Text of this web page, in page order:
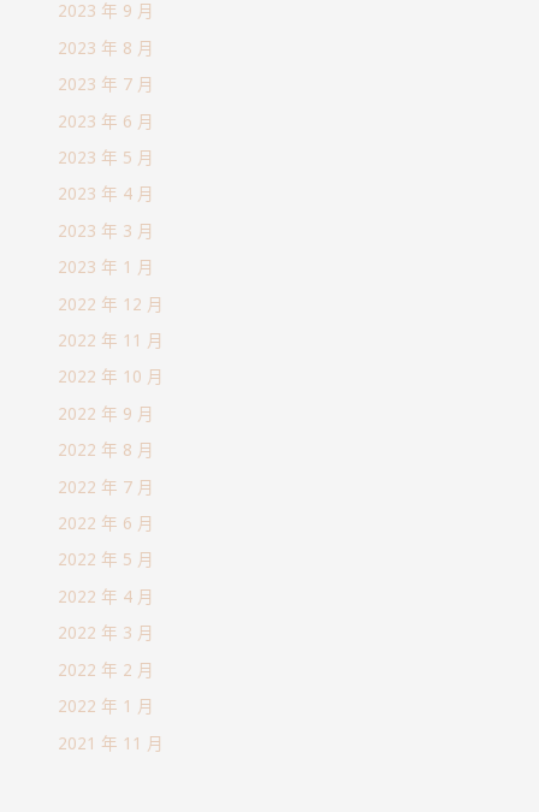
2023 年 9 月
2023 年 8 月
2023 年 7 月
2023 年 6 月
2023 年 5 月
2023 年 4 月
2023 年 3 月
2023 年 1 月
2022 年 12 月
2022 年 11 月
2022 年 10 月
2022 年 9 月
2022 年 8 月
2022 年 7 月
2022 年 6 月
2022 年 5 月
2022 年 4 月
2022 年 3 月
2022 年 2 月
2022 年 1 月
2021 年 11 月